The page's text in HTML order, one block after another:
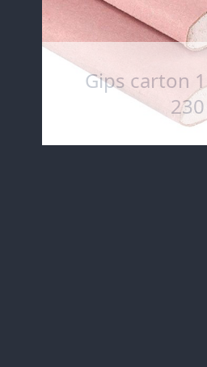
Gips carton